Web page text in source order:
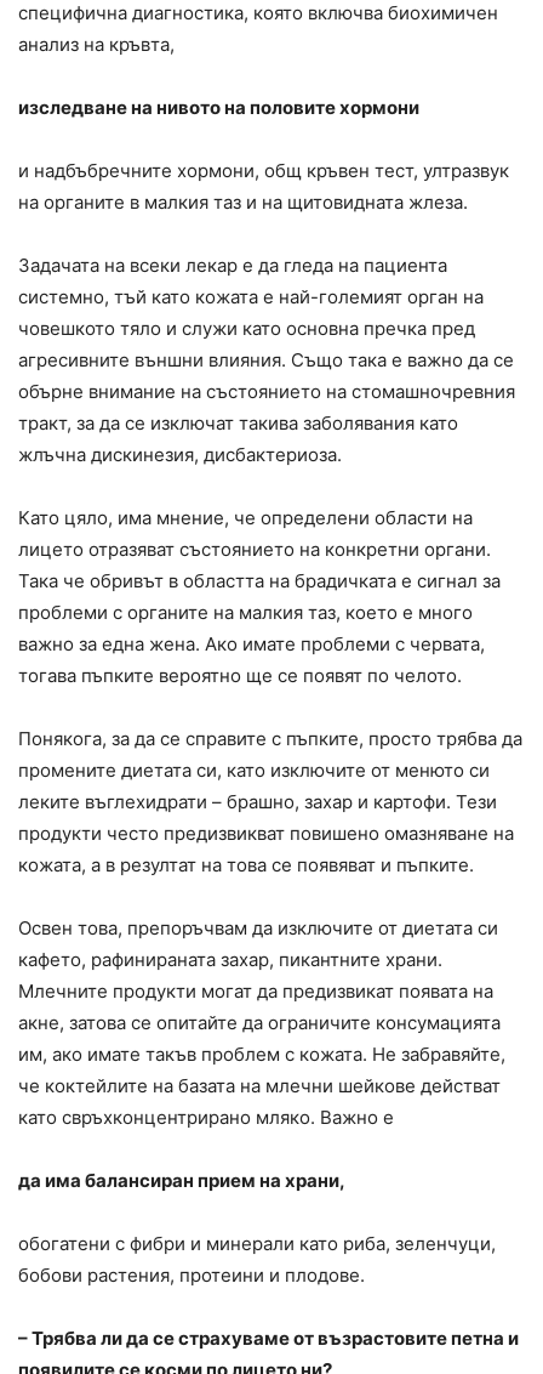
специфична диагностика, която включва биохимичен
анализ на кръвта,
изследване на нивото на половите хормони
и надбъбречните хормони, общ кръвен тест, ултразвук
на органите в малкия таз и на щитовидната жлеза.
Задачата на всеки лекар е да гледа на пациента
системно, тъй като кожата е най-големият орган на
човешкото тяло и служи като основна пречка пред
агресивните външни влияния. Също така е важно да се
обърне внимание на състоянието на стомашночревния
тракт, за да се изключат такива заболявания като
жлъчна дискинезия, дисбактериоза.
Като цяло, има мнение, че определени области на
лицето отразяват състоянието на конкретни органи.
Така че обривът в областта на брадичката е сигнал за
проблеми с органите на малкия таз, което е много
важно за една жена. Ако имате проблеми с червата,
тогава пъпките вероятно ще се появят по челото.
Понякога, за да се справите с пъпките, просто трябва да
промените диетата си, като изключите от менюто си
леките въглехидрати – брашно, захар и картофи. Тези
продукти често предизвикват повишено омазняване на
кожата, а в резултат на това се появяват и пъпките.
Освен това, препоръчвам да изключите от диетата си
кафето, рафинираната захар, пикантните храни.
Млечните продукти могат да предизвикат появата на
акне, затова се опитайте да ограничите консумацията
им, ако имате такъв проблем с кожата. Не забравяйте,
че коктейлите на базата на млечни шейкове действат
като свръхконцентрирано мляко. Важно е
да има балансиран прием на храни,
обогатени с фибри и минерали като риба, зеленчуци,
бобови растения, протеини и плодове.
– Трябва ли да се страхуваме от възрастовите петна и